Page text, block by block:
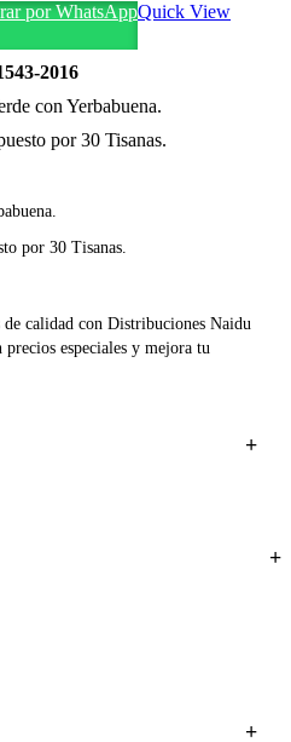
por WhatsAppQuick View
2016
con Yerbabuena.
por 30 Tisanas.
por 30 Tisanas.
de calidad con Distribuciones Naidu
especiales y mejora tu